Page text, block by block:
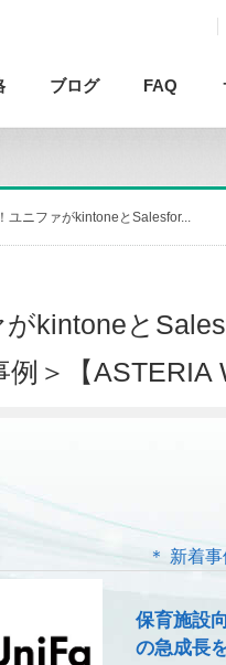
ブログ FAQ
ユニファがkintoneとSalesfor...
kintoneと
例＞【ASTERIA
＊ 新着事
保育施設
の急成長